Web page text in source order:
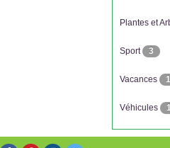
Plantes et
Sport 3
Vacances
Véhicules